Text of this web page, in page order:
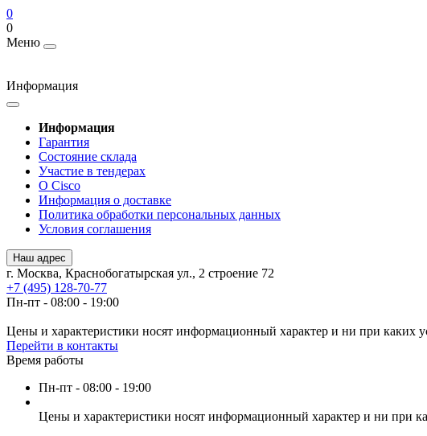
0
0
Меню
Информация
Информация
Гарантия
Состояние склада
Участие в тендерах
О Cisco
Информация о доставке
Политика обработки персональных данных
Условия соглашения
Наш адрес
г. Москва, Краснобогатырская ул., 2 строение 72
+7 (495) 128-70-77
Пн-пт - 08:00 - 19:00
Цены и характеристики носят информационный характер и ни при каких
Перейти в контакты
Время работы
Пн-пт - 08:00 - 19:00
Цены и характеристики носят информационный характер и ни при